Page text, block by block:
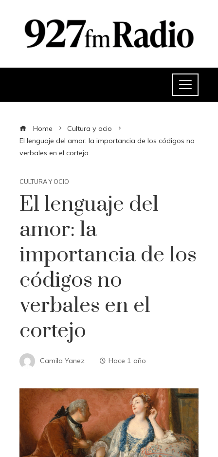
Home
Cultura y ocio
El lenguaje del amor: la importancia de los códigos no
verbales en el cortejo
CULTURA Y OCIO
El lenguaje del
amor: la
importancia de los
códigos no
verbales en el
cortejo
Camila Yanez Hace 1 año